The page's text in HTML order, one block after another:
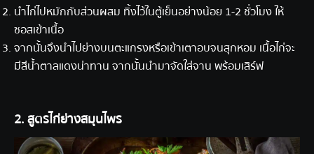
นำไก่ไปหมักกับส่วนผสม ทิ้งไว้ในตู้เย็นอย่างน้อย 1-2 ชั่วโมง ให้
ซอสเข้าเนื้อ
จากนั้นจึงนำไปย่างบนตะแกรงหรือเข้าเตาอบจนสุกหอม เนื้อไก่จะ
มีสีน้ำตาลแดงน่าทาน จากนั้นนำมาจัดใส่จาน พร้อมเสิร์ฟ
2. สูตรไก่ย่างสมุนไพร